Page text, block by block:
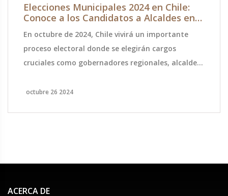
Elecciones Municipales 2024 en Chile:
Conoce a los Candidatos a Alcaldes en
En octubre de 2024, Chile vivirá un importante
proceso electoral donde se elegirán cargos
cruciales como gobernadores regionales, alcaldes
participación obligatoria de más de 15 millones de
democrático.
octubre 26 2024
ACERCA DE